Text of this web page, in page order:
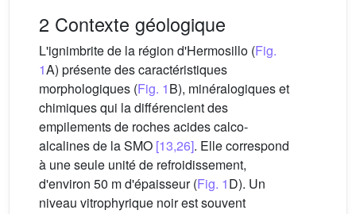
2 Contexte géologique
L'ignimbrite de la région d'Hermosillo (Fig.
1A) présente des caractéristiques
morphologiques (Fig. 1B), minéralogiques et
chimiques qui la différencient des
empilements de roches acides calco-
alcalines de la SMO [13,26]. Elle correspond
à une seule unité de refroidissement,
d'environ 50 m d'épaisseur (Fig. 1D). Un
niveau vitrophyrique noir est souvent